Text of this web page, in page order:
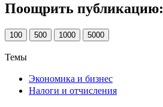
Поощрить публикацию:
100 500 1000 5000
Темы
Экономика и бизнес
Налоги и отчисления